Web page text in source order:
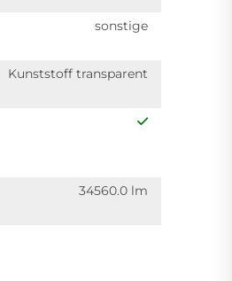
sonstige
Kunststoff transparent
34560.0 lm